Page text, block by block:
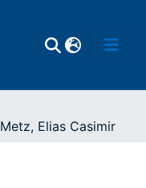
Metz, Elias Casimir